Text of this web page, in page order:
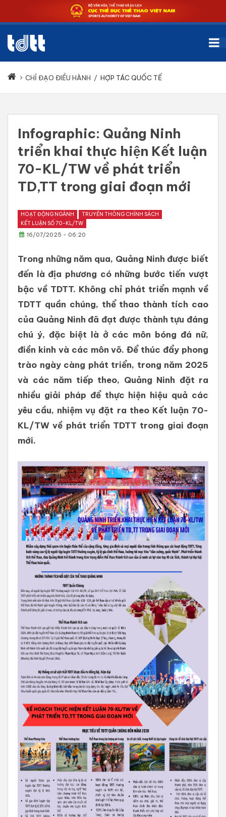
CHỈ ĐẠO ĐIỀU HÀNH / HỢP TÁC QUỐC TẾ
Infographic: Quảng Ninh
triển khai thực hiện Kết luận
70-KL/TW về phát triển
TD,TT trong giai đoạn mới
HOẠT ĐỘNG NGÀNH
TRUYỀN THÔNG CHÍNH SÁCH
KẾT LUẬN SỐ 70-KL/TW
16/07/2025 - 06:20
Trong những năm qua, Quảng Ninh được biết
đến là địa phương có những bước tiến vượt
bậc về TDTT. Không chỉ phát triển mạnh về
TDTT quần chúng, thể thao thành tích cao
của Quảng Ninh đã đạt được thành tựu đáng
chú ý, đặc biệt là ở các môn bóng đá nữ,
điền kinh và các môn võ. Để thúc đẩy phong
trào ngày càng phát triển, trong năm 2025
và các năm tiếp theo, Quảng Ninh đặt ra
nhiều giải pháp để thực hiện hiệu quả các
yêu cầu, nhiệm vụ đặt ra theo Kết luận 70-
KL/TW về phát triển TDTT trong giai đoạn
mới.